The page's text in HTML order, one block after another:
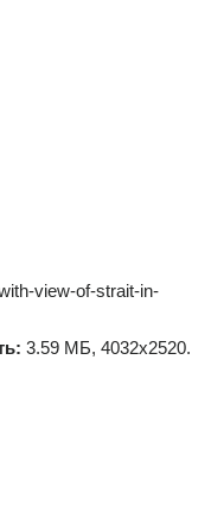
view-of-strait-in-
3.59 МБ, 4032x2520.